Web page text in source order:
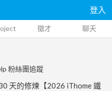
登入
徵才 聊天
粉絲團追蹤
天的修煉【2026 iThome 鐵